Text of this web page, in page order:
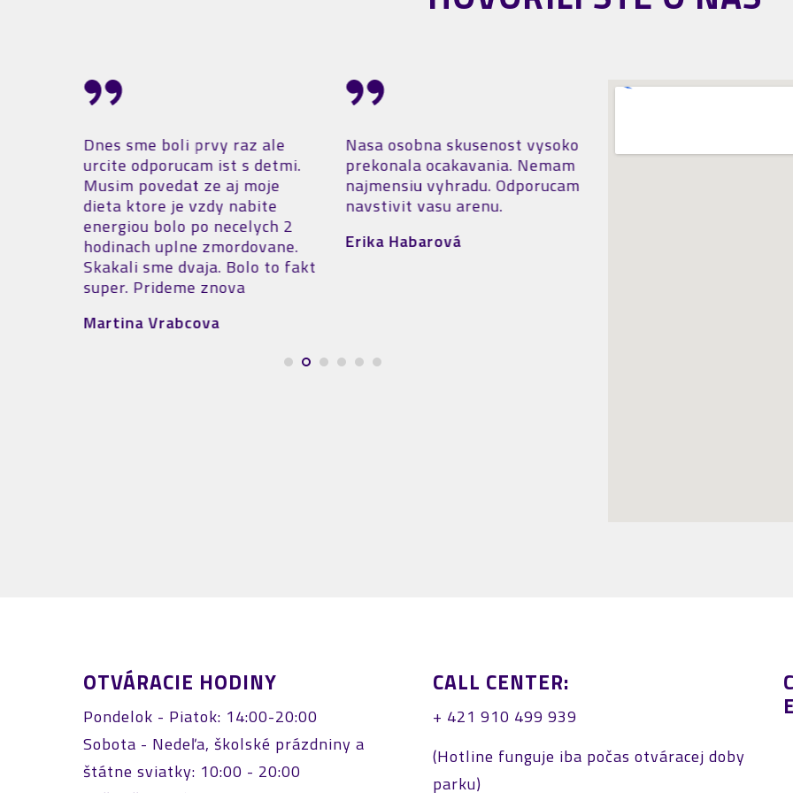
Nasa osobna skusenost vysoko
prekonala ocakavania. Nemam
najmensiu vyhradu. Odporucam
navstivit vasu arenu.
Erika Habarová
Personál je skvelý, podmienky
na učenie gymnastických
prvkov je ďaleko lepšie ako v
Jump Aréne. Cenovo je tiež
Aréne cez VIP.
OTVÁRACIE HODINY
Pondelok - Piatok: 14:00-20:00
Sobota - Nedeľa, školské prázdniny a
štátne sviatky: 10:00 - 20:00
CALL CENTER:
+ 421 910 499 939
(Hotline funguje iba počas otváracej doby
parku)